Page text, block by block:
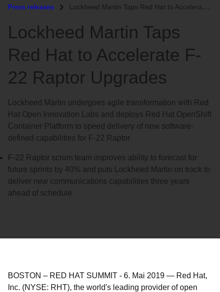
Press releases Lockheed Martin Taps Red Hat to Accelerate F-22 Raptor Upgrades...
Lockheed Martin Taps
Red Hat to Accelerate F-
22 Raptor Upgrades
Lockheed Martin undergoes agile transformation with Red
Hat Open Innovation Labs and deploys Red Hat OpenShift
Container Platform to speed delivery of new software-
defined capabilities for F-22 Raptor
F-22 Raptor scrum team improves ability to forecast for
future sprints by 40% and puts Lockheed Martin on track to
deliver new communications capabilities three years
ahead of schedule
BOSTON – RED HAT SUMMIT - 6. Mai 2019 — Red Hat,
Inc. (NYSE: RHT), the world's leading provider of open